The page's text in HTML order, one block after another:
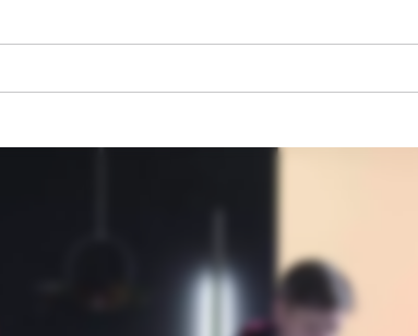
Powered byUsercentrics Consent